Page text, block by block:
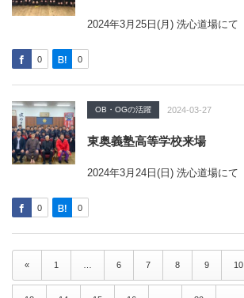
2024年3月25日(月) 洗心道場にて
0 0
OB・OGの活躍 2024-03-27
東奥義塾高等学校来場
2024年3月24日(日) 洗心道場にて
0 0
« 1 6 7 8 9 10